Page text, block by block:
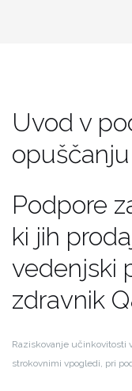
Uvod v
Podpore
ki jih
vedenjski
zdravnik
Raziskovanje učinkovitosti
strokovnimi vpogledi, pri